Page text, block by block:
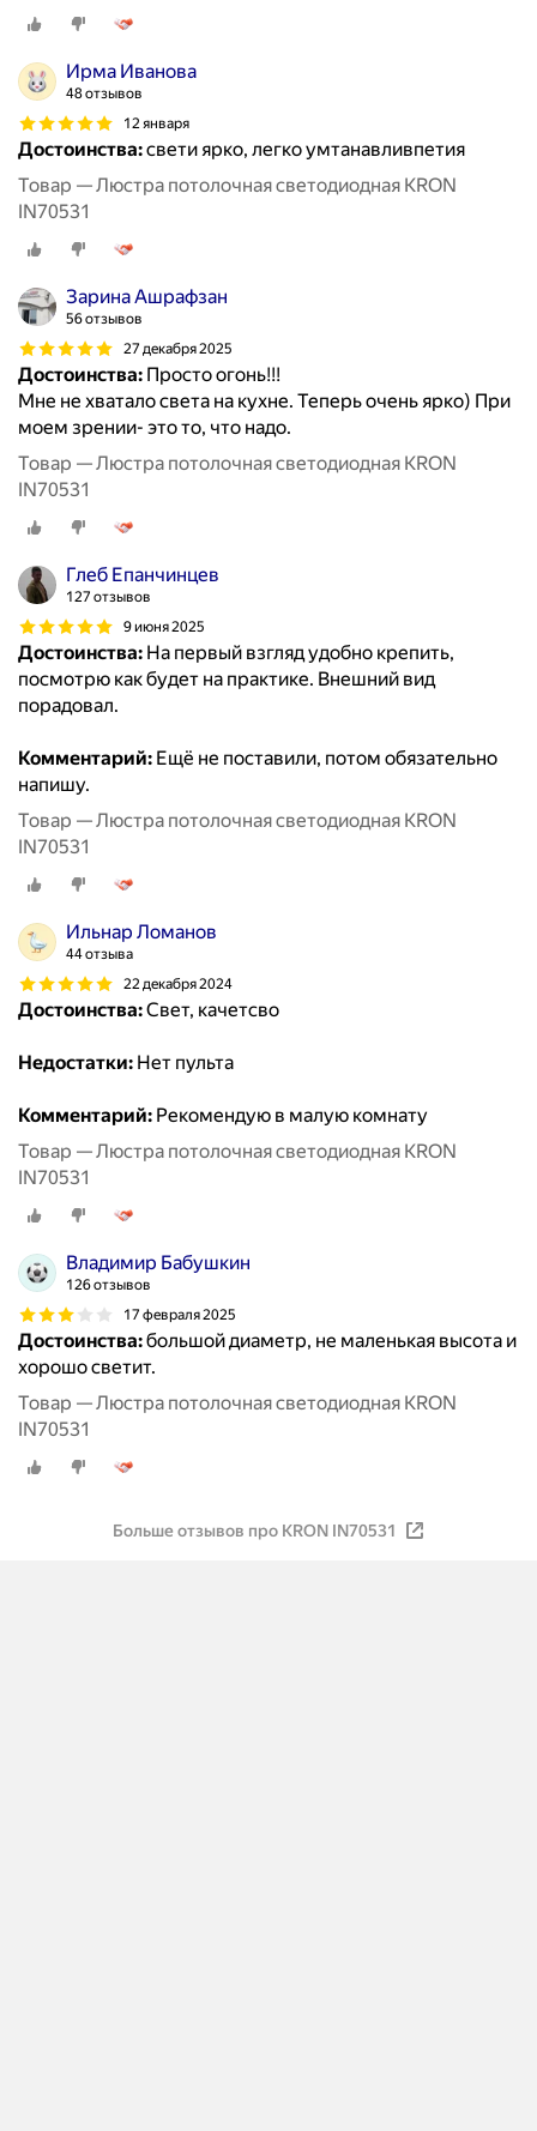
Ирма Иванова
48 отзывов
12 января
Достоинства:свети ярко, легко умтанавливпетия
Товар — Люстра потолочная светодиодная KRON
IN70531
Зарина Ашрафзан
56 отзывов
27 декабря 2025
Достоинства: Просто огонь!!!
Мне не хватало света на кухне. Теперь очень ярко) При
моем зрении- это то, что надо.
Товар — Люстра потолочная светодиодная KRON
IN70531
Глеб Епанчинцев
127 отзывов
9 июня 2025
Достоинства: На первый взгляд удобно крепить,
посмотрю как будет на практике. Внешний вид
порадовал.
Комментарий: Ещё не поставили, потом обязательно
напишу.
Товар — Люстра потолочная светодиодная KRON
IN70531
Ильнар Ломанов
44 отзыва
22 декабря 2024
Достоинства:Свет, качетсво
Недостатки: Нет пульта
Комментарий: Рекомендую в малую комнату
Товар — Люстра потолочная светодиодная KRON
IN70531
Владимир Бабушкин
126 отзывов
17 февраля 2025
Достоинства:большой диаметр, не маленькая высота и
хорошо светит.
Товар — Люстра потолочная светодиодная KRON
IN70531
Больше отзывов про KRON IN70531